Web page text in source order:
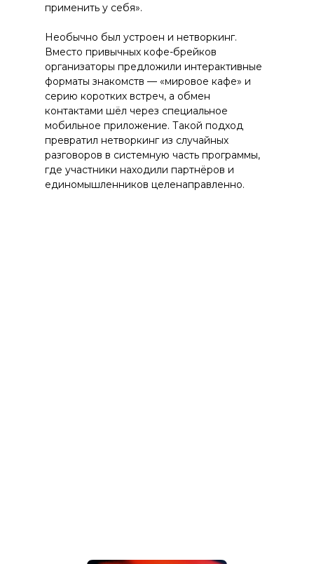
применить у себя».
Необычно был устроен и нетворкинг.
Вместо привычных кофе-брейков
организаторы предложили интерактивные
форматы знакомств — «мировое кафе» и
серию коротких встреч, а обмен
контактами шёл через специальное
мобильное приложение. Такой подход
превратил нетворкинг из случайных
разговоров в системную часть программы,
где участники находили партнёров и
единомышленников целенаправленно.